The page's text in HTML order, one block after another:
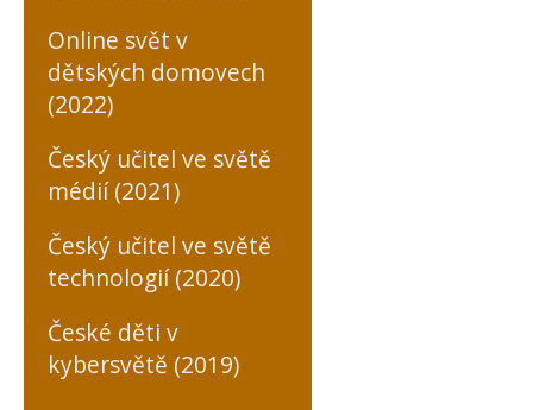
Online svět v
dětských domovech
(2022)
Český učitel ve světě
médií (2021)
Český učitel ve světě
technologií (2020)
České děti v
kybersvětě (2019)